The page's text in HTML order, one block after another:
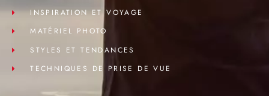
INSPIRATION ET VOYAGE
MATÉRIEL PHOTO
STYLES ET TENDANCES
TECHNIQUES DE PRISE DE VUE